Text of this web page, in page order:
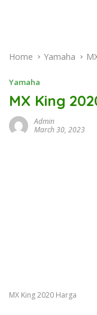
Home Yamaha
Yamaha
MX King
Admin
March 30, 2023
MX King 2020 Harga